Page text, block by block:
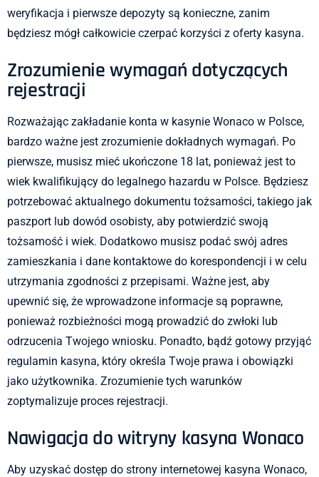
weryfikacja i pierwsze depozyty są konieczne, zanim
będziesz mógł całkowicie czerpać korzyści z oferty kasyna.
Zrozumienie wymagań dotyczących
rejestracji
Rozważając zakładanie konta w kasynie Wonaco w Polsce,
bardzo ważne jest zrozumienie dokładnych wymagań. Po
pierwsze, musisz mieć ukończone 18 lat, ponieważ jest to
wiek kwalifikujący do legalnego hazardu w Polsce. Będziesz
potrzebować aktualnego dokumentu tożsamości, takiego jak
paszport lub dowód osobisty, aby potwierdzić swoją
tożsamość i wiek. Dodatkowo musisz podać swój adres
zamieszkania i dane kontaktowe do korespondencji i w celu
utrzymania zgodności z przepisami. Ważne jest, aby
upewnić się, że wprowadzone informacje są poprawne,
ponieważ rozbieżności mogą prowadzić do zwłoki lub
odrzucenia Twojego wniosku. Ponadto, bądź gotowy przyjąć
regulamin kasyna, który określa Twoje prawa i obowiązki
jako użytkownika. Zrozumienie tych warunków
zoptymalizuje proces rejestracji.
Nawigacja do witryny kasyna Wonaco
Aby uzyskać dostęp do strony internetowej kasyna Wonaco,